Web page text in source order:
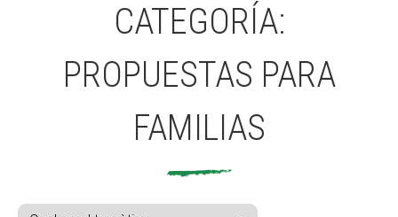
CATEGORÍA:
PROPUESTAS PARA
FAMILIAS
ALBERG CENTRE ESPLAI
FORMACIÓ
CASES DE COLÒNIES